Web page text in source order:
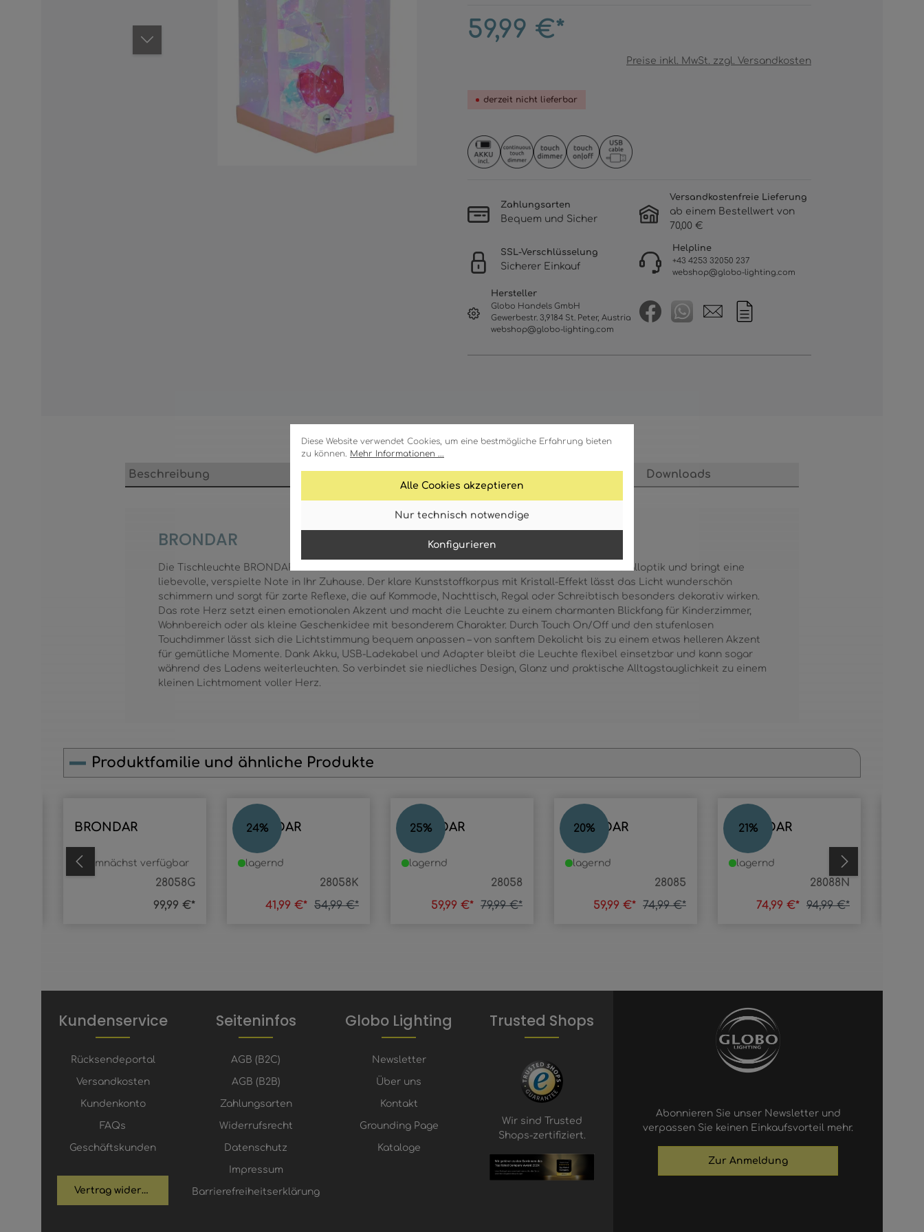
Diese Website verwendet Cookies, um eine bestmögliche Erfahrung bieten
zu können. Mehr Informationen ...
Alle Cookies akzeptieren
Nur technisch notwendige
Konfigurieren
59,99 €*
Preise inkl. MwSt. zzgl. Versandkosten
derzeit nicht lieferbar
Zahlungsarten
Bequem und Sicher
Versandkostenfreie Lieferung
ab einem Bestellwert von
70,00 €
SSL-Verschlüsselung
Sicherer Einkauf
Helpline
+43 4253 32050 237
webshop@globo-lighting.com
Hersteller
Globo Handels GmbH
Gewerbestr. 3,9184 St. Peter, Austria
webshop@globo-lighting.com
Beschreibung Merkmale Technische Daten Downloads
BRONDAR
Die Tischleuchte BRONDAR bezaubert mit einem niedlichen Hasen mit Herz in funkelnder Kristalloptik und bringt eine
liebevolle, verspielte Note in Ihr Zuhause. Der klare Kunststoffkorpus mit Kristall-Effekt lässt das Licht wunderschön
schimmern und sorgt für zarte Reflexe, die auf Kommode, Nachttisch, Regal oder Schreibtisch besonders dekorativ wirken.
Das rote Herz setzt einen emotionalen Akzent und macht die Leuchte zu einem charmanten Blickfang für Kinderzimmer,
Wohnbereich oder als kleine Geschenkidee mit besonderem Charakter. Durch Touch On/Off und den stufenlosen
Touchdimmer lässt sich die Lichtstimmung bequem anpassen – von sanftem Dekolicht bis zu einem etwas helleren Akzent
für gemütliche Momente. Dank Akku, USB-Ladekabel und Adapter bleibt die Leuchte flexibel einsetzbar und kann sogar
während des Ladens weiterleuchten. So verbindet sie niedliches Design, Glanz und praktische Alltagstauglichkeit zu einem
kleinen Lichtmoment voller Herz.
Produktfamilie und ähnliche Produkte
BRONDAR
28058G
demnächst verfügbar
99,99 €*
24%
BRONDAR
28058K
lagernd
41,99 €* 54,99 €*
25%
BRONDAR
28058
lagernd
59,99 €* 79,99 €*
20%
BRONDAR
28085
lagernd
59,99 €* 74,99 €*
21%
BRONDAR
28088N
lagernd
74,99 €* 94,99 €*
Kundenservice
Rücksendeportal
Versandkosten
Kundenkonto
FAQs
Geschäftskunden
Vertrag widerrufen
Seiteninfos
AGB (B2C)
AGB (B2B)
Zahlungsarten
Widerrufsrecht
Datenschutz
Impressum
Barrierefreiheitserklärung
Globo Lighting
Newsletter
Über uns
Kontakt
Grounding Page
Kataloge
Trusted Shops
Wir sind Trusted
Shops-zertifiziert.
Abonnieren Sie unser Newsletter und
verpassen Sie keinen Einkaufsvorteil mehr.
Zur Anmeldung